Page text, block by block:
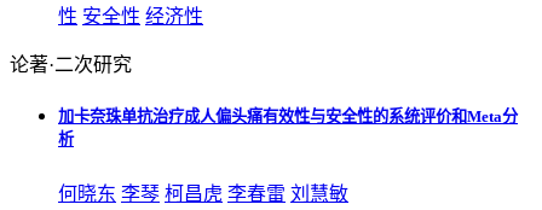
性 安全性 经济性
论著·二次研究
加卡奈珠单抗治疗成人偏头痛有效性与安全性的系统评价和Meta分
析
何晓东 李琴 柯昌虎 李春雷 刘慧敏